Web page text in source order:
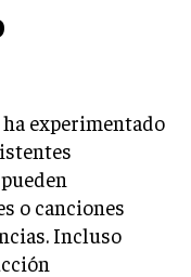
experimentado
o canciones
Incluso